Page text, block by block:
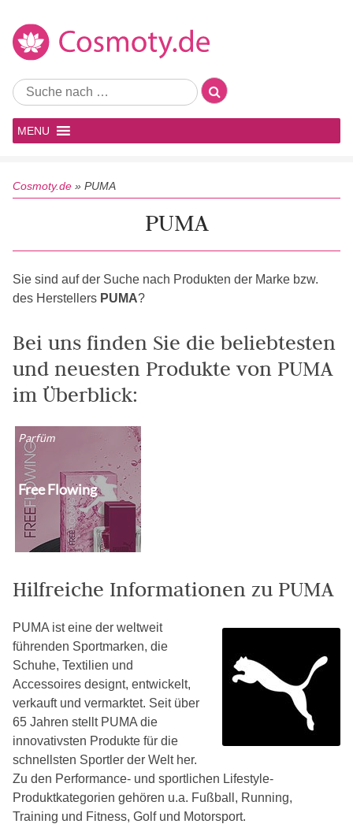
MENU
Cosmoty.de » PUMA
PUMA
Sie sind auf der Suche nach Produkten der Marke bzw.
des Herstellers PUMA?
Bei uns finden Sie die beliebtesten
und neuesten Produkte von PUMA
im Überblick:
Parfüm
Free Flowing
Hilfreiche Informationen zu PUMA
PUMA ist eine der weltweit
führenden Sportmarken, die
Schuhe, Textilien und
Accessoires designt, entwickelt,
verkauft und vermarktet. Seit über
65 Jahren stellt PUMA die
innovativsten Produkte für die
schnellsten Sportler der Welt her.
Zu den Performance- und sportlichen Lifestyle-
Produktkategorien gehören u.a. Fußball, Running,
Training und Fitness, Golf und Motorsport.